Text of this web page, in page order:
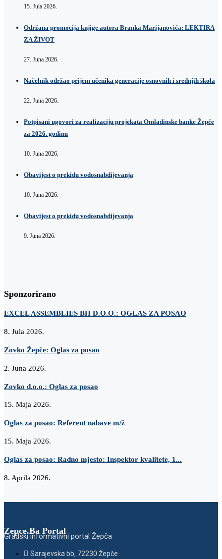
15. Jula 2026.
Održana promocija knjige autora Branka Marijanovića: LEKTIRA
ZA ŽIVOT
27. Juna 2026.
Načelnik održao prijem učenika generacije osnovnih i srednjih škola
22. Juna 2026.
Potpisani ugovori za realizaciju projekata Omladinske banke Žepče
za 2026. godinu
10. Juna 2026.
Obavijest o prekidu vodosnabdijevanja
10. Juna 2026.
Obavijest o prekidu vodosnabdijevanja
9. Juna 2026.
Sponzorirano
EXCEL ASSEMBLIES BH D.O.O.: OGLAS ZA POSAO
8. Jula 2026.
Zovko Žepče: Oglas za posao
2. Juna 2026.
Zovko d.o.o.: Oglas za posao
15. Maja 2026.
Oglas za posao: Referent nabave m/ž
15. Maja 2026.
Oglas za posao: Radno mjesto: Inspektor kvalitete, 1...
8. Aprila 2026.
Zepce.Ba Portal
Gradski informativni portal Žepča
Sarajevska bb, 72230 Žepče